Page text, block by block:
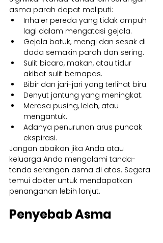
asma parah dapat meliputi:
Inhaler pereda yang tidak ampuh
lagi dalam mengatasi gejala.
Gejala batuk, mengi dan sesak di
dada semakin parah dan sering.
Sulit bicara, makan, atau tidur
akibat sulit bernapas.
Bibir dan jari-jari yang terlihat biru.
Denyut jantung yang meningkat.
Merasa pusing, lelah, atau
mengantuk.
Adanya penurunan arus puncak
ekspirasi.
Jangan abaikan jika Anda atau
keluarga Anda mengalami tanda-
tanda serangan asma di atas. Segera
temui dokter untuk mendapatkan
penanganan lebih lanjut.
Penyebab Asma